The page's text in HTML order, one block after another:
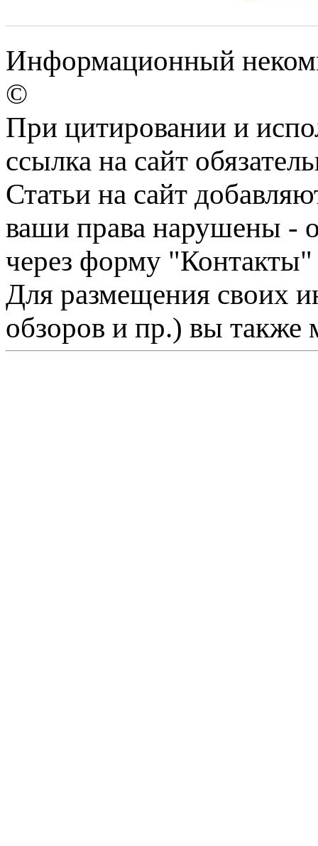
Информационный
©
При цитировании и
ссылка на сайт
Статьи на сайт
ваши права нарушены -
через форму "Контакты"
Для размещения своих
обзоров и пр.) вы также